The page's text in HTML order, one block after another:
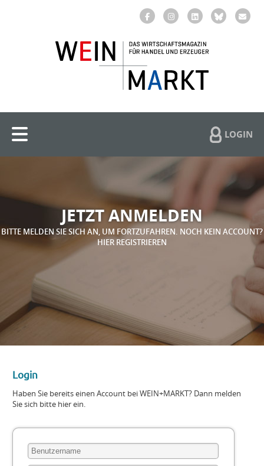
LOGIN
JETZT ANMELDEN
BITTE MELDEN SIE SICH AN, UM FORTZUFAHREN. NOCH KEIN ACCOUNT?
HIER REGISTRIEREN
Login
Haben Sie bereits einen Account bei WEIN+MARKT? Dann melden
Sie sich bitte hier ein.